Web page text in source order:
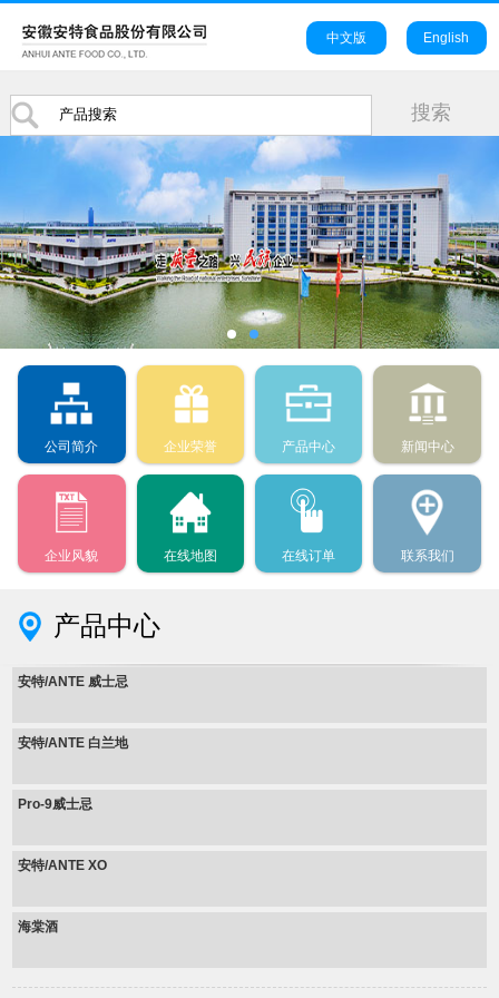
中文版 English
公司简介 企业荣誉 产品中心 新闻中心
企业风貌 在线地图 在线订单 联系我们
产品中心
安特/ANTE 威士忌
安特/ANTE 白兰地
Pro-9威士忌
安特/ANTE XO
海棠酒